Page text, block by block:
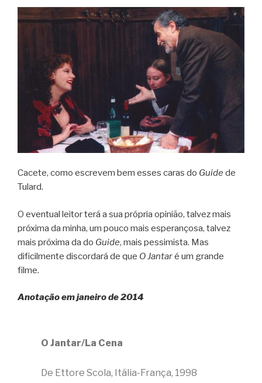
Cacete, como escrevem bem esses caras do Guide de
Tulard.
O eventual leitor terá a sua própria opinião, talvez mais
próxima da minha, um pouco mais esperançosa, talvez
mais próxima da do Guide, mais pessimista. Mas
dificilmente discordará de que O Jantaré um grande
filme.
Anotação em janeiro de 2014
O Jantar/La Cena
De Ettore Scola, Itália-França, 1998